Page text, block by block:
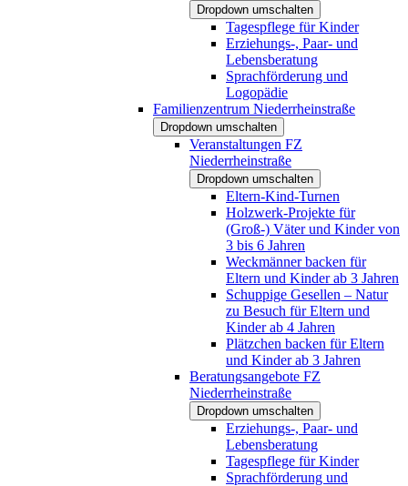
Dropdown umschalten
Tagespflege für Kinder
Erziehungs-, Paar- und
Lebensberatung
Sprachförderung und
Logopädie
Familienzentrum Niederrheinstraße
Dropdown umschalten
Veranstaltungen FZ
Niederrheinstraße
Dropdown umschalten
Eltern-Kind-Turnen
Holzwerk-Projekte für
(Groß-) Väter und Kinder von
3 bis 6 Jahren
Weckmänner backen für
Eltern und Kinder ab 3 Jahren
Schuppige Gesellen – Natur
zu Besuch für Eltern und
Kinder ab 4 Jahren
Plätzchen backen für Eltern
und Kinder ab 3 Jahren
Beratungsangebote FZ
Niederrheinstraße
Dropdown umschalten
Erziehungs-, Paar- und
Lebensberatung
Tagespflege für Kinder
Sprachförderung und